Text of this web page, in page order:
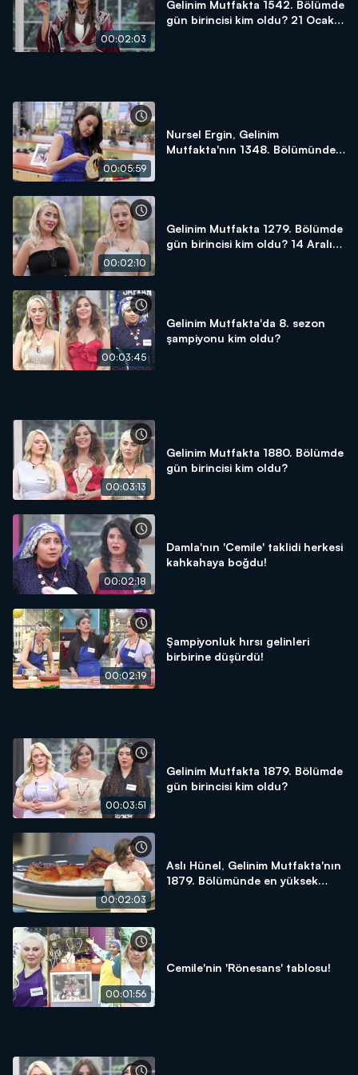
00:02:03
Gelinim Mutfakta 1542. Bölümde
gün birincisi kim oldu? 21 Ocak
00:05:59
Nursel Ergin, Gelinim
Mutfakta'nın 1348. Bölümünde
00:02:10
Gelinim Mutfakta 1279. Bölümde
gün birincisi kim oldu? 14 Aralık
00:03:45
Gelinim Mutfakta'da 8. sezon
şampiyonu kim oldu?
00:03:13
Gelinim Mutfakta 1880. Bölümde
gün birincisi kim oldu?
00:02:18
Damla'nın 'Cemile' taklidi herkesi
kahkahaya boğdu!
00:02:19
Şampiyonluk hırsı gelinleri
birbirine düşürdü!
00:03:51
Gelinim Mutfakta 1879. Bölümde
gün birincisi kim oldu?
00:02:03
Aslı Hünel, Gelinim Mutfakta'nın
1879. Bölümünde en yüksek
00:01:56
Cemile'nin 'Rönesans' tablosu!